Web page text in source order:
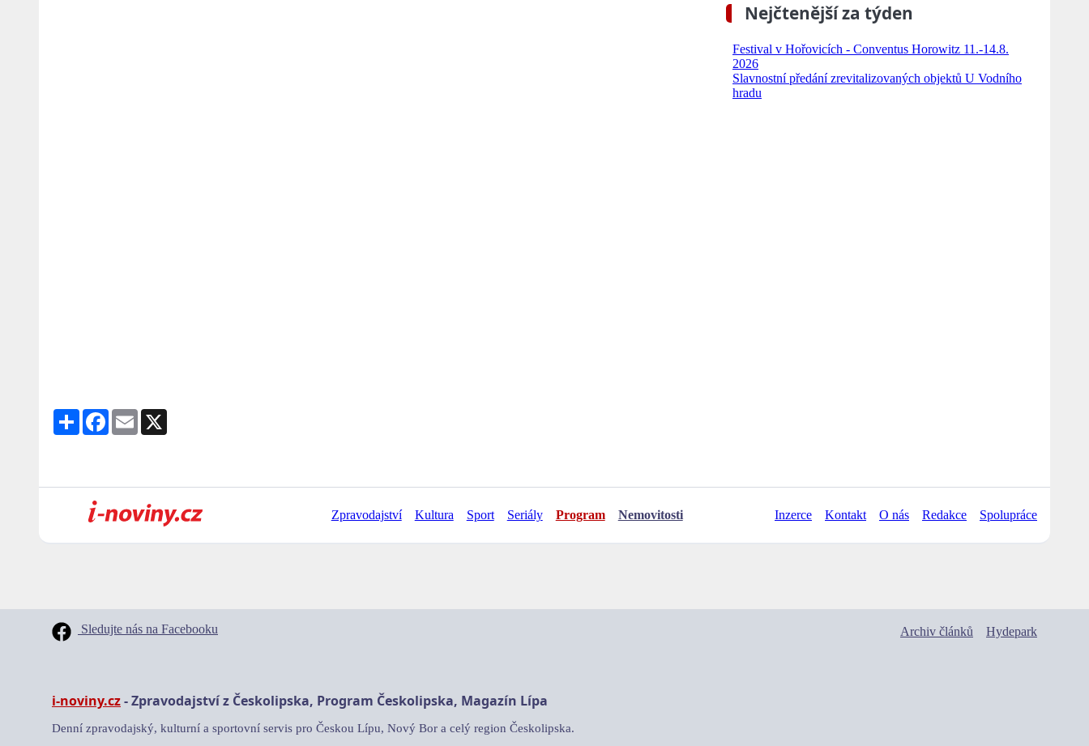
Share Facebook
Email
Nejčtenější za týden
Festival v Hořovicích - Conventus Horowitz 11.-14.8.
2026
Slavnostní předání zrevitalizovaných objektů U Vodního
hradu
Zpravodajství Kultura Sport Seriály Program Nemovitosti Inzerce Kontakt O nás Redakce Spolupráce
Sledujte nás na Facebooku Archiv článků Hydepark
i-noviny.cz- Zpravodajství z Českolipska, Program Českolipska, Magazín Lípa
Denní zpravodajský, kulturní a sportovní servis pro Českou Lípu, Nový Bor a celý region Českolipska.